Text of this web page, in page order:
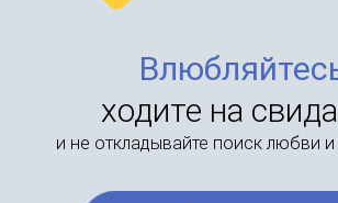
ходите на
и не откладывайте поиск любви